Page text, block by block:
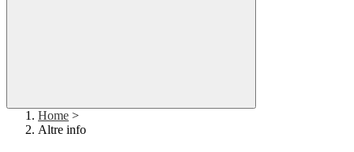
Home >
Altre info